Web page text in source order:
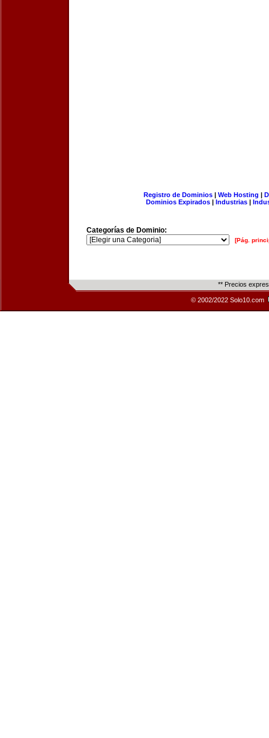
Registro de Dominios| Web Hosting |
Dominios Expirados | Industrias |
Categorías de Dominio:
[Pág.
** Precios
© 2002/2022 Solo10.com